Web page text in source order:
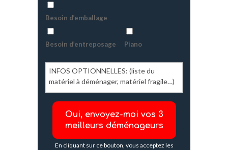
Besoin d’emballage
Besoin d’entreposage Piano
En cliquant sur ce bouton, vous acceptez les